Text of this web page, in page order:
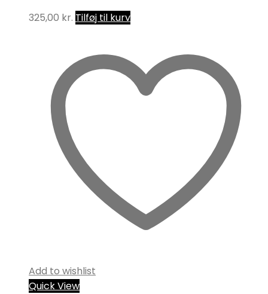
325,00 kr. Tilføj til kurv
Add to wishlist
Quick View